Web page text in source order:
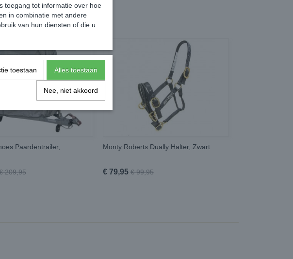
Paardentrailer,
209,95
Monty Roberts Dually Halter, Zwart
€ 79,95 € 99,95
toegang tot informatie over hoe
in combinatie met andere
van hun diensten of die u
toestaan Alles toestaan
Nee, niet akkoord